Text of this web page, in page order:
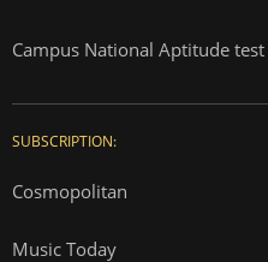
Campus National Aptitude test
SUBSCRIPTION:
Cosmopolitan
Music Today